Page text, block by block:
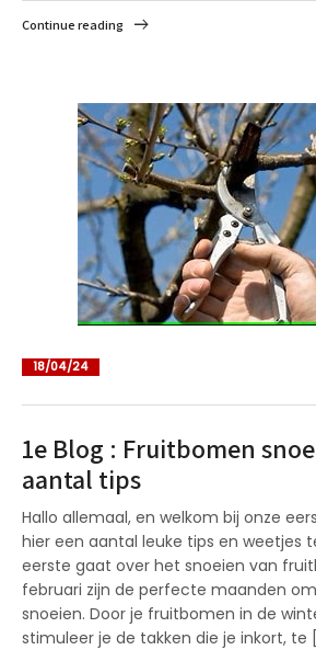
Continue reading
18/04/24
1e Blog : Fruitbomen
aantal tips
Hallo allemaal, en welkom bij onze
hier een aantal leuke tips en weetjes
eerste gaat over het snoeien van
februari zijn de perfecte maanden
snoeien. Door je fruitbomen in de
stimuleer je de takken die je inkort, te